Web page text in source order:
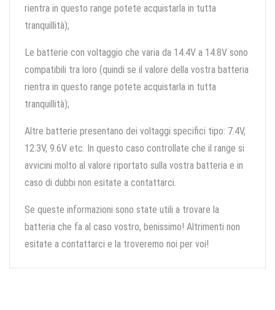
rientra in questo range potete acquistarla in tutta
tranquillità);
Le batterie con voltaggio che varia da 14.4V a 14.8V sono
compatibili tra loro (quindi se il valore della vostra batteria
rientra in questo range potete acquistarla in tutta
tranquillità);
Altre batterie presentano dei voltaggi specifici tipo: 7.4V,
12.3V, 9.6V etc. In questo caso controllate che il range si
avvicini molto al valore riportato sulla vostra batteria e in
caso di dubbi non esitate a contattarci.
Se queste informazioni sono state utili a trovare la
batteria che fa al caso vostro, benissimo! Altrimenti non
esitate a contattarci e la troveremo noi per voi!